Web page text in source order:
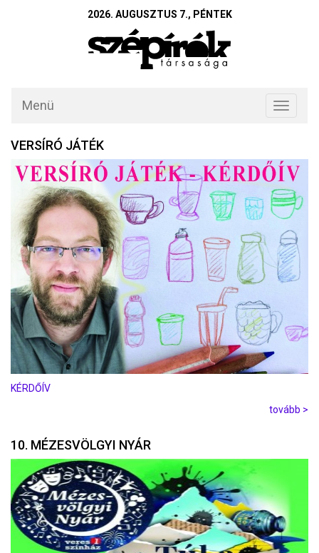
2026. AUGUSZTUS 7., PÉNTEK
Toggle
Menü
VERSÍRÓ JÁTÉK
KÉRDŐÍV
tovább >
10. MÉZESVÖLGYI NYÁR